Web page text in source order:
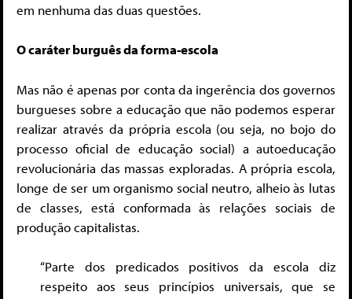
em nenhuma das duas questões.
O caráter burguês da forma-escola
Mas não é apenas por conta da ingerência dos governos
burgueses sobre a educação que não podemos esperar
realizar através da própria escola (ou seja, no bojo do
processo oficial de educação social) a autoeducação
revolucionária das massas exploradas. A própria escola,
longe de ser um organismo social neutro, alheio às lutas
de classes, está conformada às relações sociais de
produção capitalistas.
“Parte dos predicados positivos da escola diz
respeito aos seus princípios universais, que se